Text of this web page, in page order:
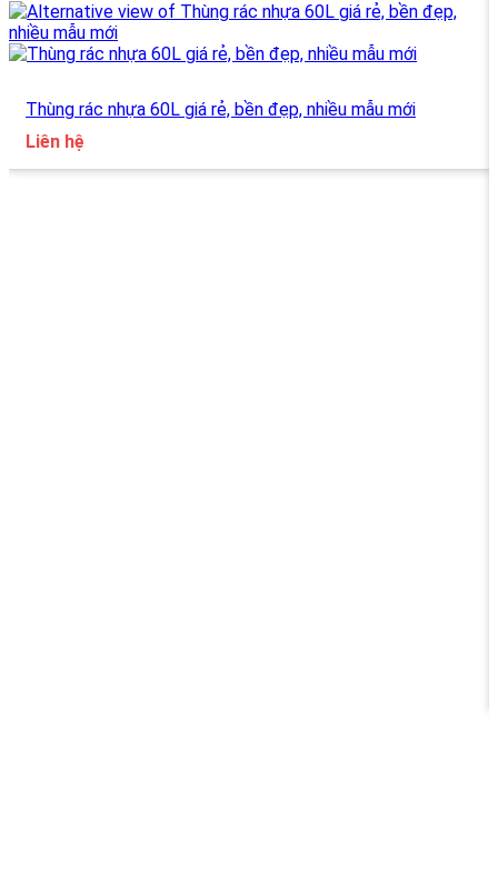
Thùng rác nhựa 60L giá rẻ, bền đẹp, nhiều mẫu mới
Liên hệ